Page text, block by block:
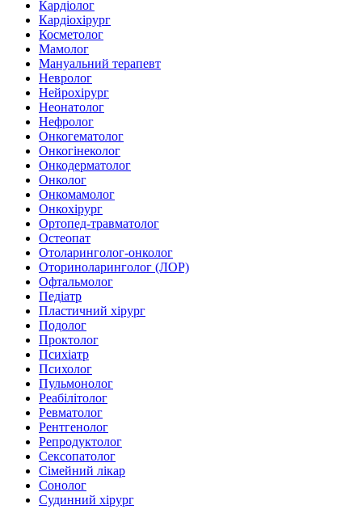
Кардіолог
Кардіохірург
Косметолог
Мамолог
Мануальний терапевт
Невролог
Нейрохірург
Неонатолог
Нефролог
Онкогематолог
Онкогінеколог
Онкодерматолог
Онколог
Онкомамолог
Онкохірург
Ортопед-травматолог
Остеопат
Отоларинголог-онколог
Оториноларинголог (ЛОР)
Офтальмолог
Педіатр
Пластичний хірург
Подолог
Проктолог
Психіатр
Психолог
Пульмонолог
Реабілітолог
Ревматолог
Рентгенолог
Репродуктолог
Сексопатолог
Сімейний лікар
Сонолог
Судинний хірург